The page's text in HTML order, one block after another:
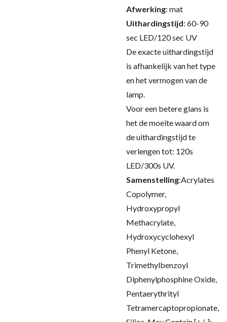
Afwerking: mat
Uithardingstijd: 60-90
sec LED/120 sec UV
De exacte uithardingstijd
is afhankelijk van het type
en het vermogen van de
lamp.
Voor een betere glans is
het de moeite waard om
de uithardingstijd te
verlengen tot: 120s
LED/300s UV.
Samenstelling:Acrylates
Copolymer,
Hydroxypropyl
Methacrylate,
Hydroxycyclohexyl
Phenyl Ketone,
Trimethylbenzoyl
Diphenylphosphine Oxide,
Pentaerythrityl
Tetramercaptopropionate,